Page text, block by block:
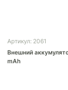
Артикул: 2061
Внешний
mAh